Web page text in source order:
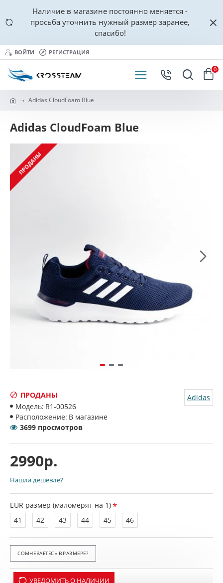
Наличие в магазине постоянно меняется -
просьба уточнить нужный размер заранее,
спасибо!
ВОЙТИ РЕГИСТРАЦИЯ
0
Adidas CloudFoam Blue
Adidas CloudFoam Blue
ПРОДАНЫ
2990р.
ПРОДАНЫ
Модель: R1-00526
Расположение: В магазине
Adidas
3699 просмотров
EUR размер (маломерят на 1)
41
42 43 44 45 46
УВЕДОМИТЬ О НАЛИЧИИ
Нашли дешевле?
СОМНЕВАЕТЕСЬ В РАЗМЕРЕ?